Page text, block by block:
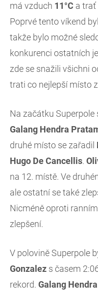
má vzduch 11°C a trať
Poprvé tento víkend
takže bylo možné
konkurenci ostatních
zde se snažili všichni
trati co nejlepší místo
Na začátku Superpole
Galang Hendra
druhé místo se zařadil
Hugo De Cancellis.
na 12. místě. Ve
ale ostatní se také
Nicméně oproti
zlepšení.
V polovině Superpole
Gonzalez s časem
rekord. Galang